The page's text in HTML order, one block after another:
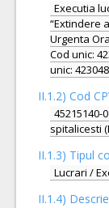
Executia
“Extindere
Urgenta
Cod unic:
unic:
II.1.2) Cod
45215140-
spitalicesti
II.1.3) Tipul
Lucrari /
II.1.4)